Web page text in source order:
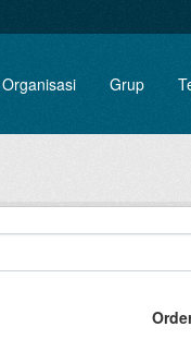
Organisasi Grup